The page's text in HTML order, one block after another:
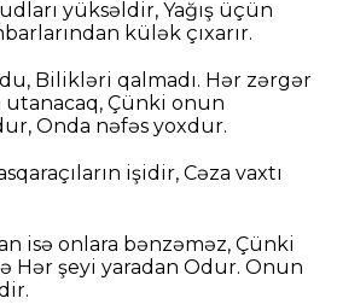
yüksəldir, Yağış üçün
külək çıxarır.
Bilikləri qalmadı. Hər zərgər
Çünki onun
Onda nəfəs yoxdur.
işidir, Cəza vaxtı
isə onlara bənzəməz, Çünki
Hər şeyi yaradan Odur. Onun